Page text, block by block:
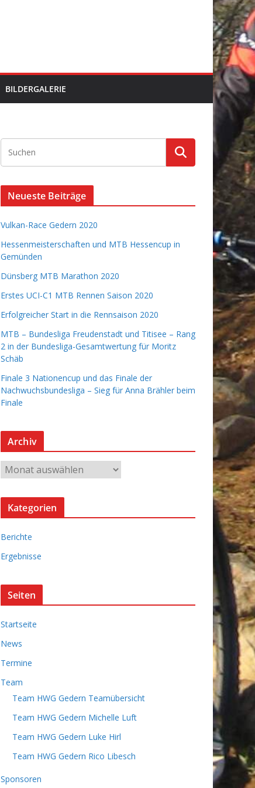
BILDERGALERIE
Neueste Beiträge
Vulkan-Race Gedern 2020
Hessenmeisterschaften und MTB Hessencup in
Gemünden
Dünsberg MTB Marathon 2020
Erstes UCI-C1 MTB Rennen Saison 2020
Erfolgreicher Start in die Rennsaison 2020
MTB – Bundesliga Freudenstadt und Titisee – Rang
2 in der Bundesliga-Gesamtwertung für Moritz
Schäb
Finale 3 Nationencup und das Finale der
Nachwuchsbundesliga – Sieg für Anna Brähler beim
Finale
Archiv
r
c
v
Kategorien
Berichte
Ergebnisse
Seiten
Startseite
News
Termine
Team
Team HWG Gedern Teamübersicht
Team HWG Gedern Michelle Luft
Team HWG Gedern Luke Hirl
Team HWG Gedern Rico Libesch
Sponsoren